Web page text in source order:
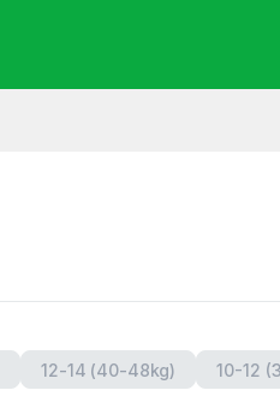
12-14 (40-48kg)
10-12